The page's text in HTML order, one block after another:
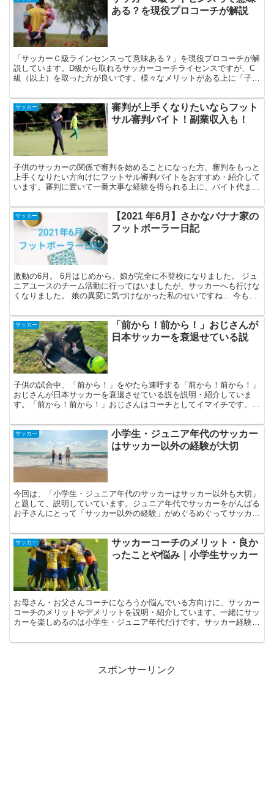
ある？を現役プロコーチが解説
「サッカーＣ級ラインセンスって意味ある？」を現役プロコーチが解
説しています。D級から取れるサッカーコーチライセンスですが、C
級（以上）を取った方が良いです。様々なメリットがある上に「子供
サッカー
審判が上手くなりたいならフット
サル審判バイト！副業収入も！
子供のサッカーの関係で審判を始めることになった方、審判をもっと
上手くなりたい方向けにフットサル審判バイトをおすすめ・紹介して
います。審判に置いて一番大事な経験を得られる上に、バイト代まで
サッカー
【2021 年6月】さかなバナナ家の
フットボーラー日記
激動の6月。 6月はじめから、娘が完全に不登校になりました。 ジュ
ニアユースのチーム活動に行ってはいましたが、サッカーへも行けな
くなりました。 娘の異変に気づけなかった私のせいですね… 今も
サッカー
「前から！前から！」おじさんが
日本サッカーを衰退せている説
子供の試合中、「前から！」をやたら連呼する「前から！前から！」
おじさんが日本サッカーを衰退させている説を説明・紹介していま
す。「前から！前から！」おじさんはコーチとしてイマイチです。サ
サッカー
小学生・ジュニア年代のサッカー
はサッカー以外の経験が大切
今回は、「小学生・ジュニア年代のサッカーはサッカー以外も大切」
と題して、説明していています。ジュニア年代でサッカーをがんばる
お子さんにとって「サッカー以外の経験」がめぐるめぐってサッカー
サッカー
サッカーコーチのメリット・良か
ったことや悩み｜小学生サッカー
お母さん・お父さんコーチになろうか悩んでいる方向けに、サッカー
コーチのメリットやデメリットを説明・紹介しています。一緒にサッ
カーを楽しめるのは小学生・ジュニア年代だけです。サッカー経験が
スポンサーリンク